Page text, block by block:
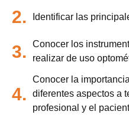
2. Identificar las
3.
Conocer los
realizar de uso
4.
Conocer la
diferentes aspectos a
profesional y el